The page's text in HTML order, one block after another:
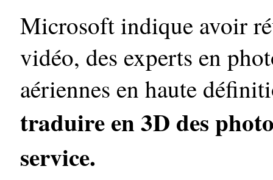
Microsoft indique avoir
vidéo, des experts en
aériennes en haute
traduire en 3D des
service.